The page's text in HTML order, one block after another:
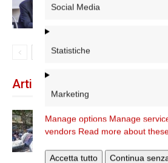
Social Media
Statistiche
Marketing
Manage options Manage
vendors Read more about
Accetta tutto
Continua
e lo sviluppo del
Articoli recenti
Spin Time: la
vicario